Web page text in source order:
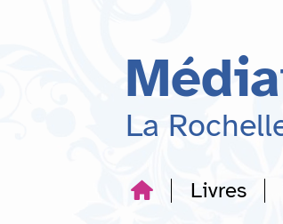
recherche
Média
La
Livres